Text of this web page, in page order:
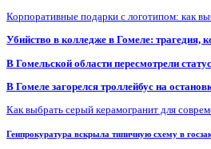
Корпоративные подарки с логотипом: как
Убийство в колледже в Гомеле: трагедия,
В Гомельской области пересмотрели
В Гомеле загорелся троллейбус на
Как выбрать серый керамогранит для
Генпрокуратура вскрыла типичную схему в